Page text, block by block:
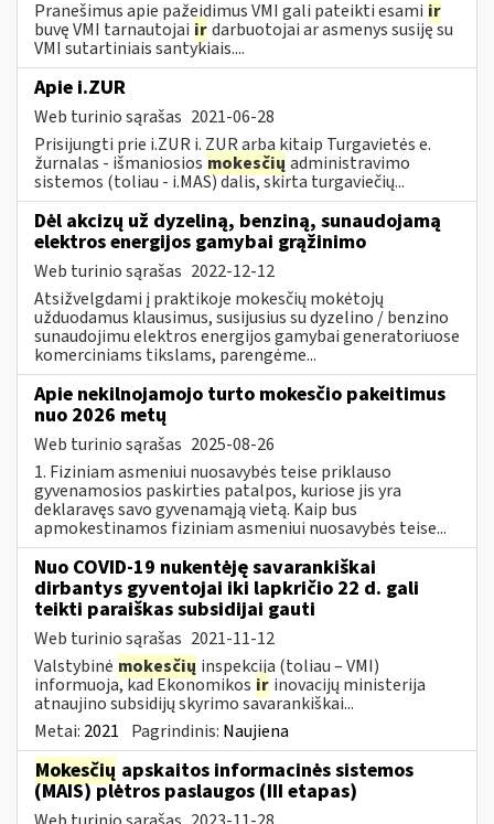
Pranešimus apie pažeidimus VMI gali pateikti esami ir
buvę VMI tarnautojai irdarbuotojai ar asmenys susiję su
VMI sutartiniais santykiais....
Apie i.ZUR
Web turinio sąrašas 2021-06-28
Prisijungti prie i.ZUR i. ZUR arba kitaip Turgavietės e.
žurnalas - išmaniosios mokesčių administravimo
sistemos (toliau - i.MAS) dalis, skirta turgaviečių...
Dėl akcizų už dyzeliną, benziną, sunaudojamą
elektros energijos gamybai grąžinimo
Web turinio sąrašas 2022-12-12
Atsižvelgdami į praktikoje mokesčių mokėtojų
užduodamus klausimus, susijusius su dyzelino / benzino
sunaudojimu elektros energijos gamybai generatoriuose
komerciniams tikslams, parengėme...
Apie nekilnojamojo turto mokesčio pakeitimus
nuo 2026 metų
Web turinio sąrašas 2025-08-26
1. Fiziniam asmeniui nuosavybės teise priklauso
gyvenamosios paskirties patalpos, kuriose jis yra
deklaravęs savo gyvenamąją vietą. Kaip bus
apmokestinamos fiziniam asmeniui nuosavybės teise...
Nuo COVID-19 nukentėję savarankiškai
dirbantys gyventojai iki lapkričio 22 d. gali
teikti paraiškas subsidijai gauti
Web turinio sąrašas 2021-11-12
Valstybinė mokesčių inspekcija (toliau – VMI)
informuoja, kad Ekonomikos ir inovacijų ministerija
atnaujino subsidijų skyrimo savarankiškai...
Metai: 2021 Pagrindinis: Naujiena
Mokesčių apskaitos informacinės sistemos
(MAIS) plėtros paslaugos (III etapas)